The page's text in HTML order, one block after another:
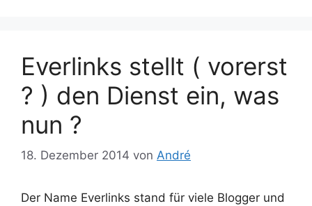
Everlinks stellt ( vorerst
? ) den Dienst ein, was
nun ?
18. Dezember 2014 von André
Der Name Everlinks stand für viele Blogger und